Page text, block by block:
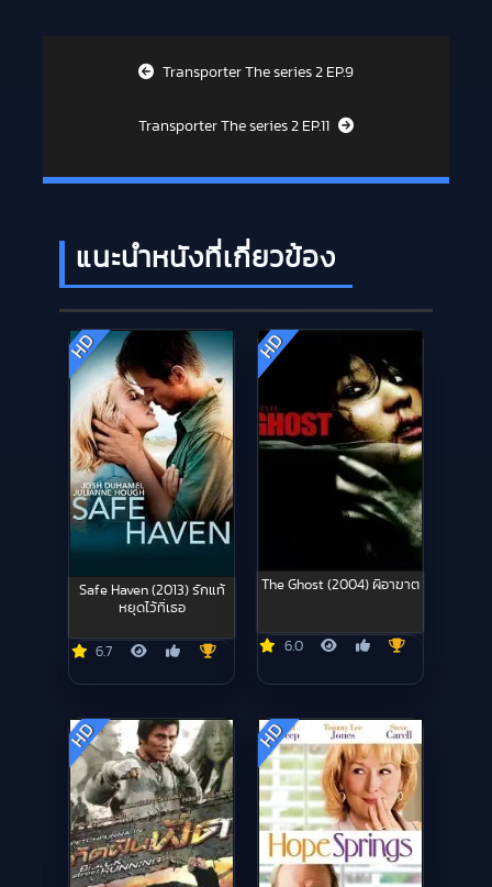
Post navigation Transporter The series 2 EP.9
Transporter The series 2 EP.11
แนะนำหนังที่เกี่ยวข้อง
HD
Safe Haven (2013) รักแท้
หยุดไว้ที่เธอ
6.7
HD
The Ghost (2004) ผีอาฆาต
6.0
HD HD